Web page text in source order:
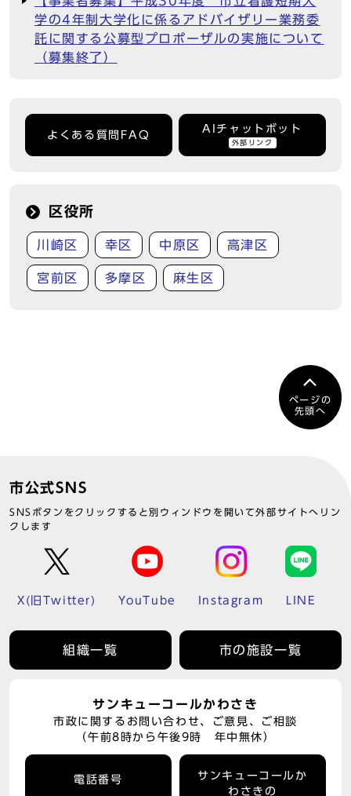
学の4年制大学化に係るアドバイザリー業務委
託に関する公募型プロポーザルの実施について
（募集終了）
よくある質問FAQ
AIチャットボット
外部リンク
区役所
川崎区 幸区 中原区 高津区
宮前区 多摩区 麻生区
ページの
先頭へ
市公式SNS
SNSボタンをクリックすると別ウィンドウを開いて外部サイトへリン
クします
X(旧Twitter) YouTube Instagram LINE
組織一覧 市の施設一覧
サンキューコールかわさき
市政に関するお問い合わせ、ご意見、ご相談
（午前8時から午後9時 年中無休）
電話番号
サンキューコールか
わさきの